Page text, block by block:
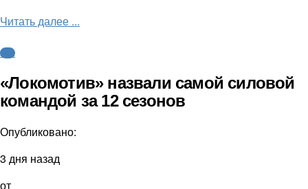
Читать далее ...
КХЛ
«Локомотив» назвали самой силовой
командой за 12 сезонов
Опубликовано:
3 дня назад
от